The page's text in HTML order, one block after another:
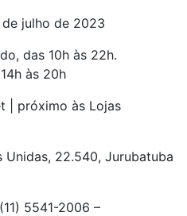
julho de 2023
das 10h às 22h.
às 20h
| próximo às Lojas
Unidas, 22.540, Jurubatuba
5541-2006 –